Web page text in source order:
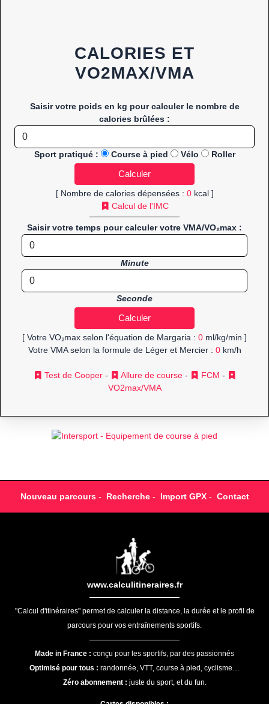
CALORIES ET
VO2MAX/VMA
Saisir votre poids en kg pour calculer le nombre de
calories brûlées :
Sport pratiqué : Course à pied Vélo Roller
[ Nombre de calories dépensées : 0kcal ]
Calcul de l'IMC
Saisir votre temps pour calculer votre VMA/VO₂max :
Minute
Seconde
[ Votre VO₂max selon l'équation de Margaria : 0 ml/kg/min ]
Votre VMA selon la formule de Léger et Mercier : 0km/h
Test de Cooper- Allure de course- FCM -
VO2max/VMA
Nouveau parcours- Recherche- Import GPX- Contact
www.calculitineraires.fr
"Calcul d'itinéraires" permet de calculer la distance, la durée et le profil de
parcours pour vos entraînements sportifs.
Made in France : conçu pour les sportifs, par des passionnés
Optimisé pour tous : randonnée, VTT, course à pied, cyclisme…
Zéro abonnement : juste du sport, et du fun.